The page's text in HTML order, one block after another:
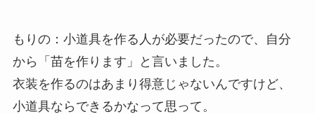
もりの：小道具を作る人が必要だったので、自分
から「苗を作ります」と言いました。
衣装を作るのはあまり得意じゃないんですけど、
小道具ならできるかなって思って。